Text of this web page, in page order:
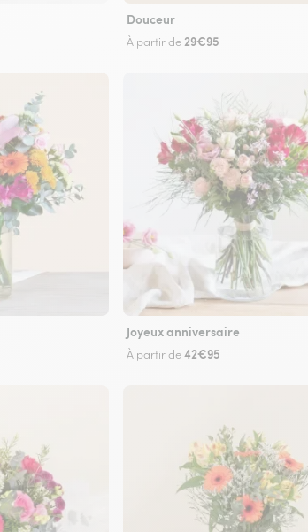
Douceur
À partir de 29€95
Joyeux anniversaire
À partir de42€95